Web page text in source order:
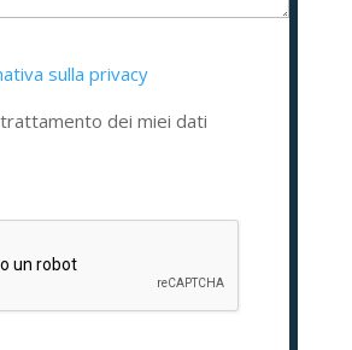
sulla privacy
dei miei dati